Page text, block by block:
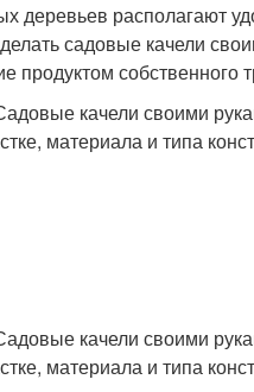
деревьев располагают
садовые качели
продуктом собственного